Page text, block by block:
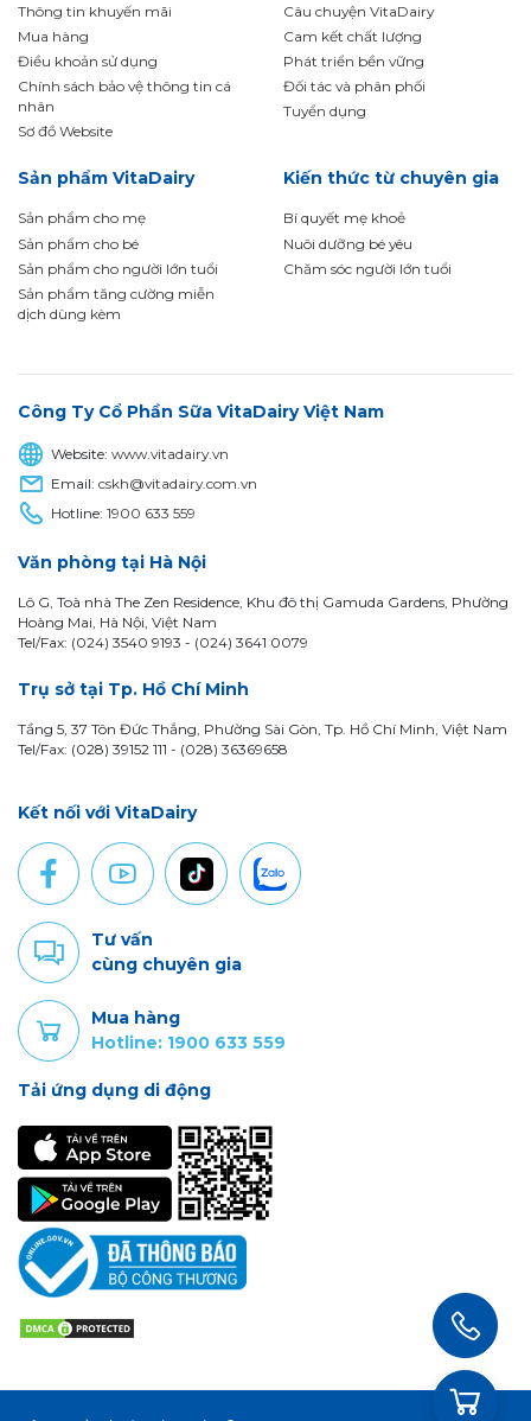
Thông tin khuyến mãi
Mua hàng
Điều khoản sử dụng
Chính sách bảo vệ thông tin cá
nhân
Sơ đồ Website
Câu chuyện VitaDairy
Cam kết chất lượng
Phát triển bền vững
Đối tác và phân phối
Tuyển dụng
Sản phẩm VitaDairy
Sản phẩm cho mẹ
Sản phẩm cho bé
Sản phẩm cho người lớn tuổi
Sản phẩm tăng cường miễn
dịch dùng kèm
Kiến thức từ chuyên gia
Bí quyết mẹ khoẻ
Nuôi dưỡng bé yêu
Chăm sóc người lớn tuổi
Công Ty Cổ Phần Sữa VitaDairy Việt Nam
Website:www.vitadairy.vn
Email:cskh@vitadairy.com.vn
Hotline:1900 633 559
Văn phòng tại Hà Nội
Lô G, Toà nhà The Zen Residence, Khu đô thị Gamuda Gardens, Phường
Hoàng Mai, Hà Nội, Việt Nam
Tel/Fax: (024) 3540 9193 - (024) 3641 0079
Trụ sở tại Tp. Hồ Chí Minh
Tầng 5, 37 Tôn Đức Thắng, Phường Sài Gòn, Tp. Hồ Chí Minh, Việt Nam
Tel/Fax: (028) 39152 111 - (028) 36369658
Kết nối với VitaDairy
Tư vấn
cùng chuyên gia
Mua hàng
Hotline: 1900 633 559
Tải ứng dụng di động